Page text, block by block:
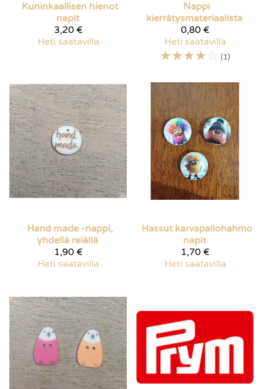
Kuninkaallisen hienot
napit
3,20 €
Heti saatavilla
Nappi
kierrätysmateriaalista
0,80 €
Heti saatavilla
☆☆☆☆☆ (1)
Hand made -nappi,
yhdellä reiällä
1,90 €
Heti saatavilla
Hassut karvapallohahmo
napit
1,70 €
Heti saatavilla